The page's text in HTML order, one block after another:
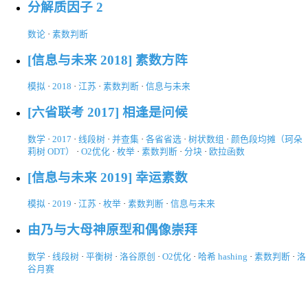
分解质因子 2
数论 · 素数判断
[信息与未来 2018] 素数方阵
模拟 · 2018 · 江苏 · 素数判断 · 信息与未来
[六省联考 2017] 相逢是问候
数学 · 2017 · 线段树 · 并查集 · 各省省选 · 树状数组 · 颜色段均摊（珂朵
莉树 ODT）
· O2优化 · 枚举 · 素数判断 · 分块 · 欧拉函数
[信息与未来 2019] 幸运素数
模拟 · 2019 · 江苏 · 枚举 · 素数判断 · 信息与未来
由乃与大母神原型和偶像崇拜
数学 · 线段树 · 平衡树 · 洛谷原创 · O2优化 · 哈希 hashing · 素数判断 · 洛
谷月赛